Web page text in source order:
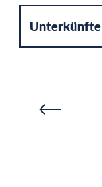
Unterkünfte
Verpflegung